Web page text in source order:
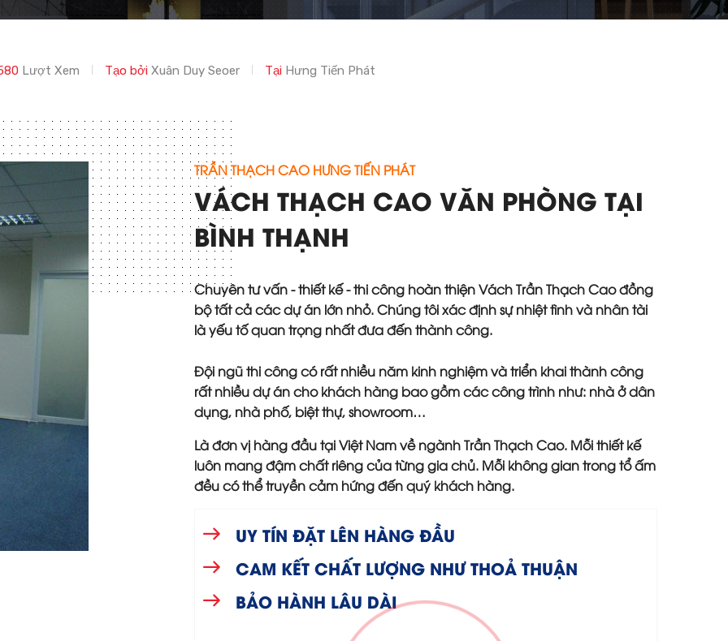
Lượt Xem Tạo bởi Xuân Duy Seoer Tại Hưng Tiến Phát
TRẦN THẠCH CAO HƯNG TIẾN PHÁT
VÁCH THẠCH CAO VĂN PHÒNG TẠI
BÌNH THẠNH
Chuyên tư vấn - thiết kế - thi công hoàn thiện Vách Trần Thạch Cao đồng
bộ tất cả các dự án lớn nhỏ. Chúng tôi xác định sự nhiệt tình và nhân tài
là yếu tố quan trọng nhất đưa đến thành công.
Đội ngũ thi công có rất nhiều năm kinh nghiệm và triển khai thành công
rất nhiều dự án cho khách hàng bao gồm các công trình như: nhà ở dân
dụng, nhà phố, biệt thự, showroom…
Là đơn vị hàng đầu tại Việt Nam về ngành Trần Thạch Cao. Mỗi thiết kế
luôn mang đậm chất riêng của từng gia chủ. Mỗi không gian trong tổ ấm
đều có thể truyền cảm hứng đến quý khách hàng.
UY TÍN ĐẶT LÊN HÀNG ĐẦU
CAM KẾT CHẤT LƯỢNG NHƯ THOẢ THUẬN
BẢO HÀNH LÂU DÀI